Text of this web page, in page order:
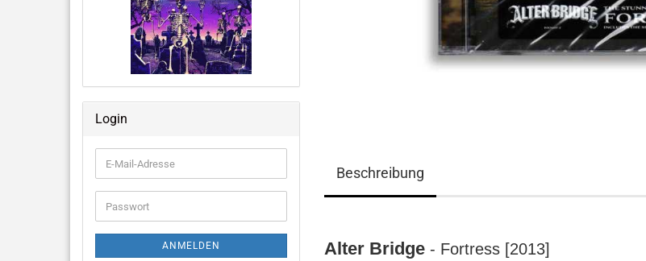
Große Notizbücher mit 3D-Cover
3D ART Medikarten
3D Foto Mediklappkarten
Beschreibung
Alter Bridge - Fortress [2013]
Login
E-
Mail-
Adresse
Passwort
ANMELDEN